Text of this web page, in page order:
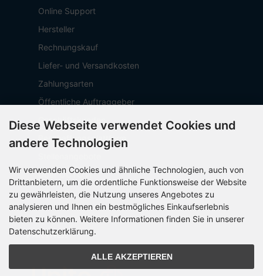
Online Support
Hersteller
Rechnungskauf
Liefer- und Versandkosten
Zahlungsarten
Öffentliche Auftraggeber
Geschäftskunden
Beschaffungsplattform
Über OCTO IT
Sitemap
PARTNER
Diese Webseite verwendet Cookies und
andere Technologien
Wir verwenden Cookies und ähnliche Technologien, auch von
Drittanbietern, um die ordentliche Funktionsweise der Website
zu gewährleisten, die Nutzung unseres Angebotes zu
analysieren und Ihnen ein bestmögliches Einkaufserlebnis
bieten zu können. Weitere Informationen finden Sie in unserer
Datenschutzerklärung.
ALLE AKZEPTIEREN